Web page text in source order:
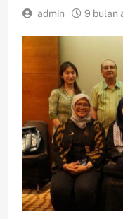
admin 9 bulan